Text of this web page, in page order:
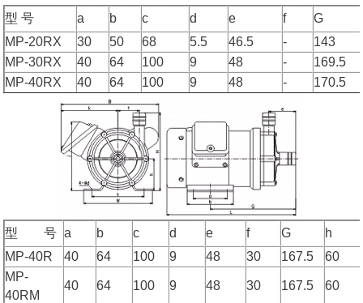
型 号 a b c d e f
G
MP-20RX
30 50 68 5.5 46.5 -
143
MP-30RX
40 64 100 9 48 -
169.5
MP-40RX
40 64 100 9 48 - 170.5
型 号 a b c d e f G
h
MP-40R
40 64 100 9 48 30 167.5
60
MP-
40RM
40 64 100 9 48 30 167.5 60